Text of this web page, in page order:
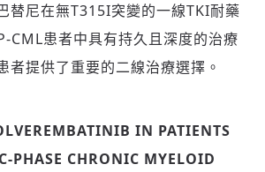
替尼在無T315I突變的一線TKI耐藥
CML患者中具有持久且深度的治療
者提供了重要的二線治療選擇。
IN PATIENTS
PHASE CHRONIC MYELOID